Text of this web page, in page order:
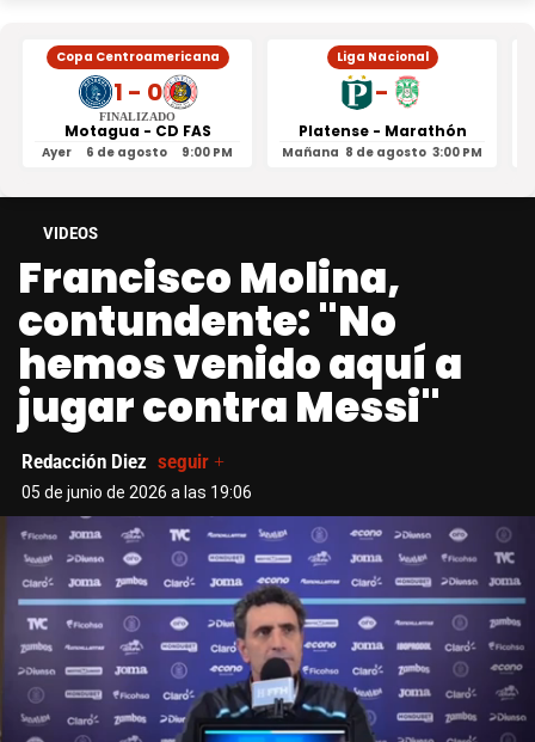
Copa Centroamericana
1 - 0
FINALIZADO
Motagua - CD FAS
Ayer 6 de agosto 9:00 PM
Liga Nacional
-
Platense - Marathón
Mañana 8 de agosto 3:00 PM
VIDEOS
Francisco Molina,
contundente: "No
hemos venido aquí a
jugar contra Messi"
Redacción Diez seguir +
05 de junio de 2026 a las 19:06